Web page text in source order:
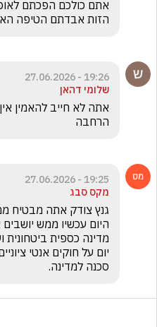
הזות אבדתם הטיפה
19:26 - 27.06.2026
שלומי דהאן
הרחבה
19:25 - 27.06.2026
מקס סבג
סכנה למדינה.